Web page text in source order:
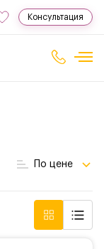
Консультация
По цене